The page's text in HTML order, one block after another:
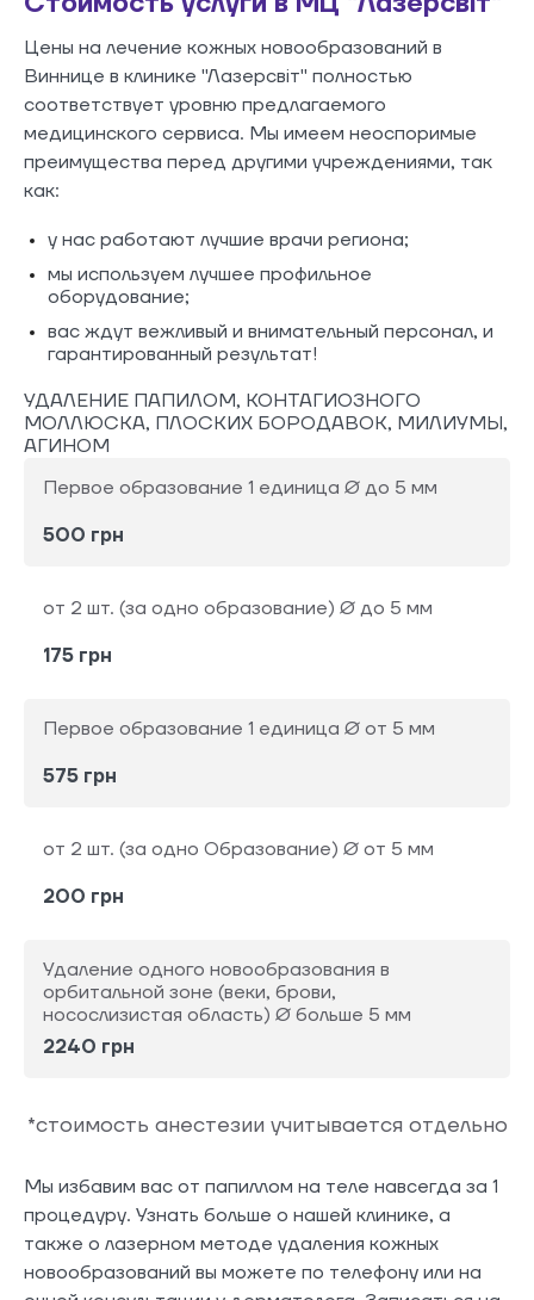
Цены на лечение кожных новообразований в
Виннице в клинике "Лазерсвіт" полностью
соответствует уровню предлагаемого
медицинского сервиса. Мы имеем неоспоримые
преимущества перед другими учреждениями, так
как:
у нас работают лучшие врачи региона;
мы используем лучшее профильное
оборудование;
вас ждут вежливый и внимательный персонал, и
гарантированный результат!
УДАЛЕНИЕ ПАПИЛОМ, КОНТАГИОЗНОГО
МОЛЛЮСКА, ПЛОСКИХ БОРОДАВОК, МИЛИУМЫ,
АГИНОМ
Первое образование 1 единица Ø до 5 мм
500 грн
от 2 шт. (за одно образование) Ø до 5 мм
175 грн
Первое образование 1 единица Ø от 5 мм
575 грн
от 2 шт. (за одно Образование) Ø от 5 мм
200 грн
Удаление одного новообразования в
орбитальной зоне (веки, брови,
носослизистая область) Ø больше 5 мм
2240 грн
*стоимость анестезии учитывается отдельно
Мы избавим вас от папиллом на теле навсегда за 1
процедуру. Узнать больше о нашей клинике, а
также о лазерном методе удаления кожных
новообразований вы можете по телефону или на